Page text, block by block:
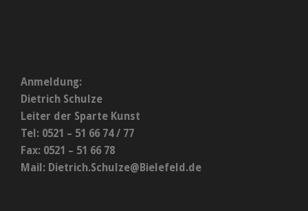
Anmeldung:
Dietrich Schulze
Leiter der Sparte Kunst
Tel: 0521 – 51 66 74 / 77
Fax: 0521 – 51 66 78
Mail: Dietrich.Schulze@Bielefeld.de